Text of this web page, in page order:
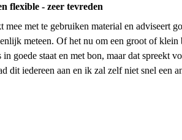
flexible - zeer tevreden
mee met te gebruiken material en adviseert
meteen. Of het nu om een groot of
goede staat en met bon, maar dat spreekt
dit iedereen aan en ik zal zelf niet snel een